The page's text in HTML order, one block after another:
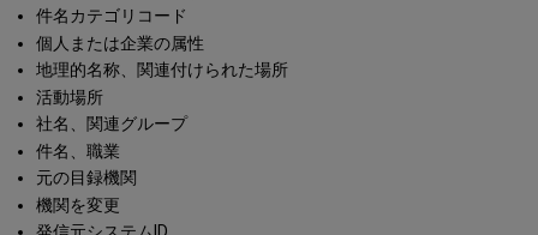
件名カテゴリコード
個人または企業の属性
地理的名称、関連付けられた場所
活動場所
社名、関連グループ
件名、職業
元の目録機関
機関を変更